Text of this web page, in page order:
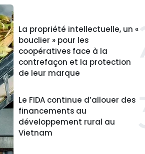
La propriété intellectuelle, un «
bouclier » pour les
coopératives face à la
contrefaçon et la protection
de leur marque
Le FIDA continue d’allouer des
financements au
développement rural au
Vietnam